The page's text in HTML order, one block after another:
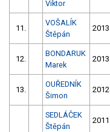
Viktor
11.
VOŠALÍK
Štěpán
2013
12.
BONDARUK
Marek
2013
13.
OUŘEDNÍK
Šimon
2012
SEDLÁČEK
Štěpán
2011